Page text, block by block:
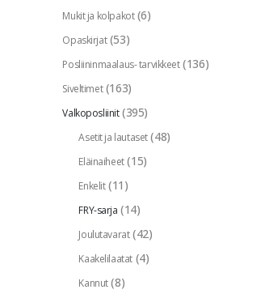
Mukit ja kolpakot (6)
Opaskirjat (53)
Posliininmaalaus- tarvikkeet (136)
Siveltimet (163)
Valkoposliinit (395)
Asetit ja lautaset (48)
Eläinaiheet (15)
Enkelit (11)
FRY-sarja (14)
Joulutavarat (42)
Kaakelilaatat (4)
Kannut (8)